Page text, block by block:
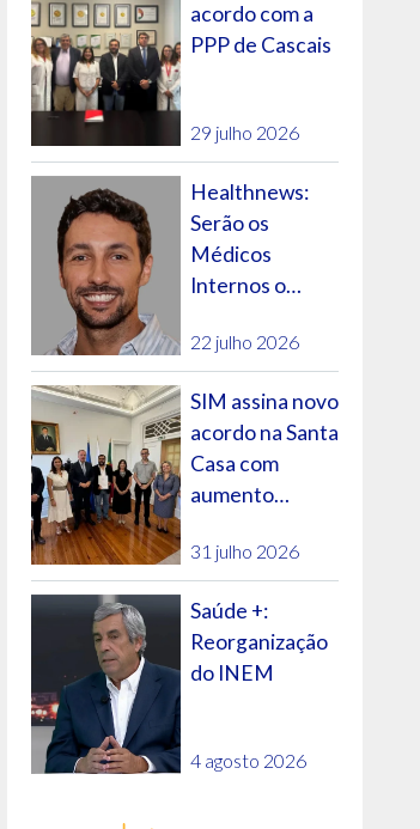
acordo com a
PPP de Cascais
29 julho 2026
Healthnews:
Serão os
Médicos
Internos o
22 julho 2026
SIM assina novo
acordo na Santa
Casa com
aumento
evolução na
carreira
31 julho 2026
Saúde +:
Reorganização
do INEM
4 agosto 2026